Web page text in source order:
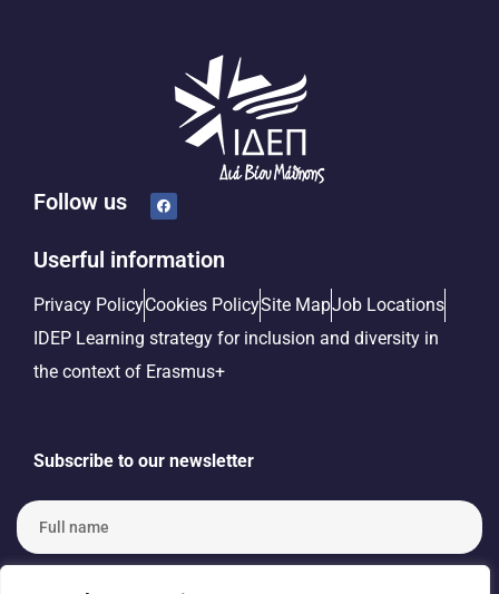
Follow us
Userful information
Privacy PolicyCookies PolicySite MapJob Locations
IDEP Learning strategy for inclusion and diversity in
the context of Erasmus+
Subscribe to our newsletter
F
u